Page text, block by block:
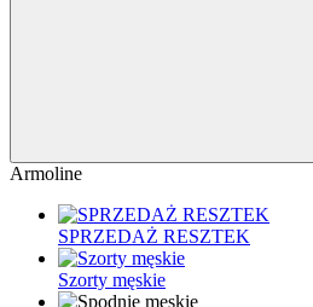
Armoline
SPRZEDAŻ RESZTEK
Szorty męskie